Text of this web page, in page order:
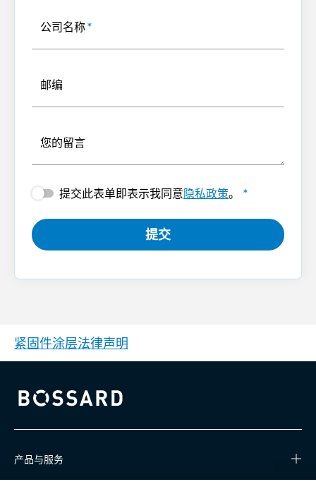
公司名称*
邮编
您的留言
提交此表单即表示我同意隐私政策。 *
提交
紧固件涂层法律声明
Bossard homepage
产品与服务